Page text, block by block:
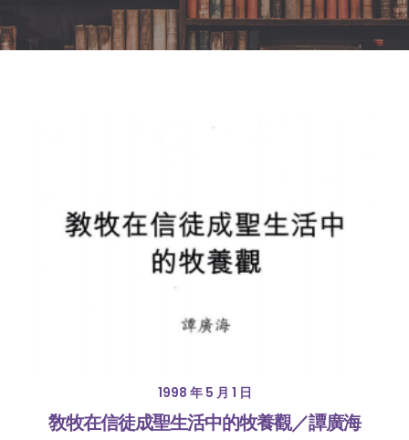
1998 年 5 月 1 日
敎牧在信徒成聖生活中的牧養觀／譚廣海